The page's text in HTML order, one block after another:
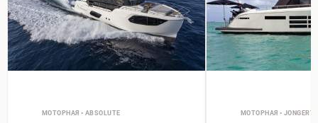
МОТОРНАЯ • ABSOLUTE МОТОРНАЯ • JONGERT